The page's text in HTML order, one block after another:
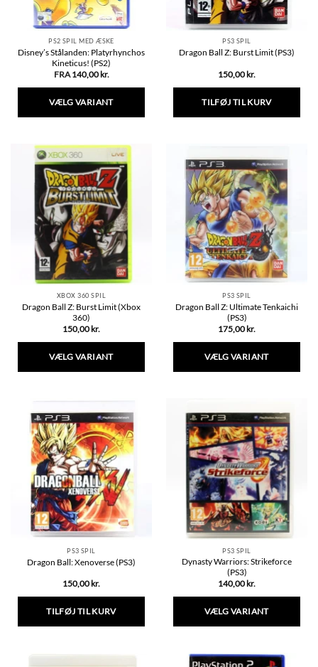
PS2 SPIL MED ÆSKE
Disney’s Stålanden: Platyrhynchos
Kineticus! (PS2)
FRA140,00 kr.
VÆLG VARIANT
har
flere
varianter.
Mulighederne
kan
vælges
på
varesiden
PS3 SPIL
Dragon Ball Z: Burst Limit (PS3)
150,00 kr.
TILFØJ TIL KURV
XBOX 360 SPIL
Dragon Ball Z: Burst Limit (Xbox
360)
150,00 kr.
VÆLG VARIANT
flere
varianter.
Mulighederne
kan
vælges
på
varesiden
PS3 SPIL
Dragon Ball Z: Ultimate Tenkaichi
(PS3)
175,00 kr.
VÆLG VARIANT
flere
varianter.
Mulighederne
kan
vælges
på
varesiden
PS3 SPIL
Dragon Ball: Xenoverse (PS3)
150,00 kr.
TILFØJ TIL KURV
PS3 SPIL
Dynasty Warriors: Strikeforce
(PS3)
140,00 kr.
VÆLG VARIANT
har